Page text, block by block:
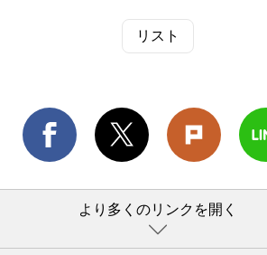
リスト
より多くのリンクを開く